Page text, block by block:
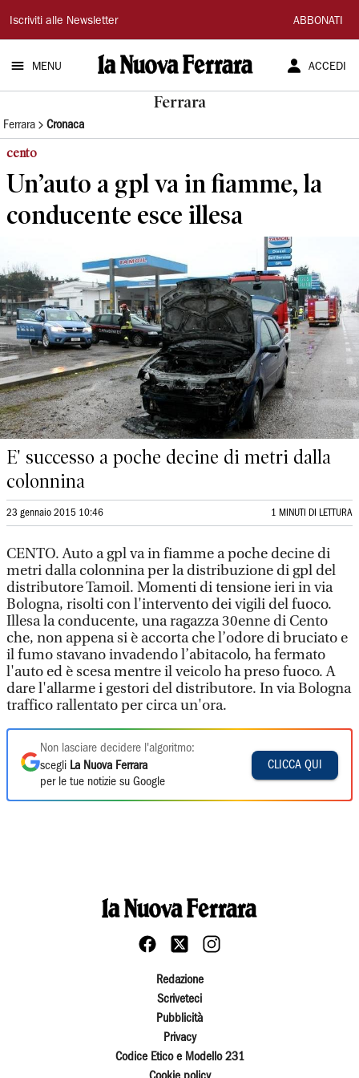
La
Nuova
Ferrara
Iscriviti alle Newsletter ABBONATI
MENU ACCEDI
Ferrara
Ferrara Cronaca
cento
Un’auto a gpl va in fiamme, la
conducente esce illesa
E' successo a poche decine di metri dalla
colonnina
23 gennaio 2015 10:46 1 MINUTI DI LETTURA
CENTO. Auto a gpl va in fiamme a poche decine di
metri dalla colonnina per la distribuzione di gpl del
distributore Tamoil. Momenti di tensione ieri in via
Bologna, risolti con l'intervento dei vigili del fuoco.
Illesa la conducente, una ragazza 30enne di Cento
che, non appena si è accorta che l’odore di bruciato e
il fumo stavano invadendo l’abitacolo, ha fermato
l'auto ed è scesa mentre il veicolo ha preso fuoco. A
dare l'allarme i gestori del distributore. In via Bologna
traffico rallentato per circa un'ora.
Non lasciare decidere l'algoritmo:
scegli La Nuova Ferrara
per le tue notizie su Google
CLICCA QUI
Redazione
Scriveteci
Pubblicità
Privacy
Codice Etico e Modello 231